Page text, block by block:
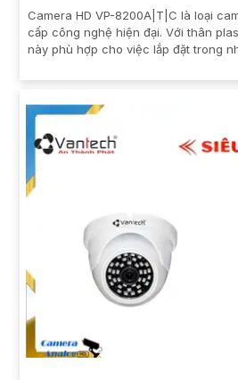
Camera HD VP-8200A|T|C là loại
cấp công nghệ hiện đại. Với thân
này phù hợp cho việc lắp đặt trong